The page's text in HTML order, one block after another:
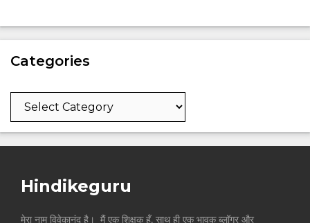
Categories
Categories
Hindikeguru
मेरा नाम विवेकानंद है। मैं एक शिक्षक हूँ, साथ ही एक भावुक ब्लॉगर और